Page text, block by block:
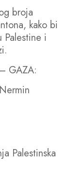
broja
kako bi
Palestine i
GAZA:
Palestinska